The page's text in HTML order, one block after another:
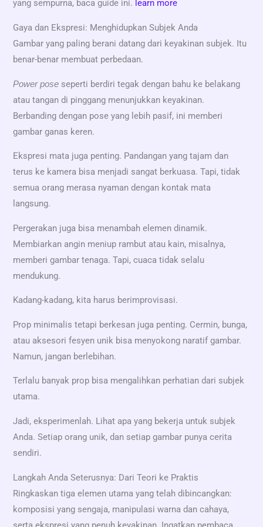
yang sempurna, baca guide ini. learn more
Gaya dan Ekspresi: Menghidupkan Subjek Anda
Gambar yang paling berani datang dari keyakinan subjek. Itu
benar-benar membuat perbedaan.
Power pose seperti berdiri tegak dengan bahu ke belakang
atau tangan di pinggang menunjukkan keyakinan.
Berbanding dengan pose yang lebih pasif, ini memberi
gambar ganas keren.
Ekspresi mata juga penting. Pandangan yang tajam dan
terus ke kamera bisa menjadi sangat berkuasa. Tapi, tidak
semua orang merasa nyaman dengan kontak mata
langsung.
Pergerakan juga bisa menambah elemen dinamik.
Membiarkan angin meniup rambut atau kain, misalnya,
memberi gambar tenaga. Tapi, cuaca tidak selalu
mendukung.
Kadang-kadang, kita harus berimprovisasi.
Prop minimalis tetapi berkesan juga penting. Cermin, bunga,
atau aksesori fesyen unik bisa menyokong naratif gambar.
Namun, jangan berlebihan.
Terlalu banyak prop bisa mengalihkan perhatian dari subjek
utama.
Jadi, eksperimenlah. Lihat apa yang bekerja untuk subjek
Anda. Setiap orang unik, dan setiap gambar punya cerita
sendiri.
Langkah Anda Seterusnya: Dari Teori ke Praktis
Ringkaskan tiga elemen utama yang telah dibincangkan:
komposisi yang sengaja, manipulasi warna dan cahaya,